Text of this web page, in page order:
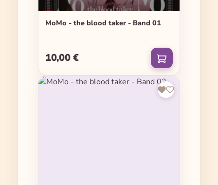
MoMo - the blood taker - Band 01
Regulärer Preis:
10,00 €